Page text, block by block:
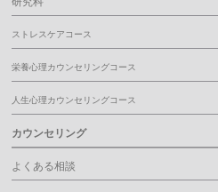
ストレスケアコース
栄養心理カウンセリングコース
人生心理カウンセリングコース
カウンセリング
よくある相談